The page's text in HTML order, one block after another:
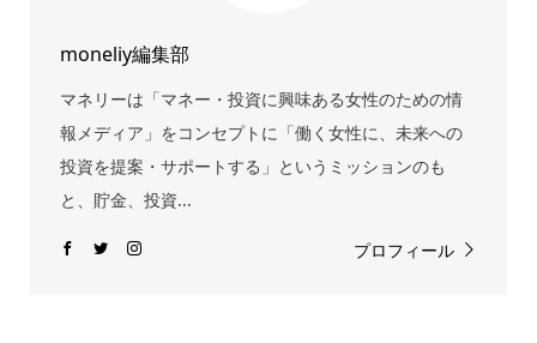
moneliy編集部
マネリーは「マネー・投資に興味ある女性のための情
報メディア」をコンセプトに「働く女性に、未来への
投資を提案・サポートする」というミッションのも
と、貯金、投資...
プロフィール